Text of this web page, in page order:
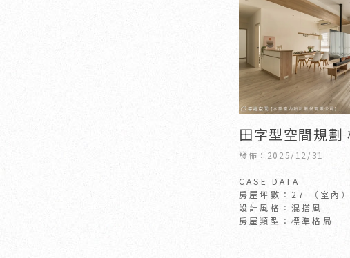
田字型空間規劃
其位｜日系北歐
竹室內設計公司
計公司
發佈：2025/12/31
CASE DATA
房屋坪數：27 （室內）
設計風格：混搭風
房屋類型：標準格局